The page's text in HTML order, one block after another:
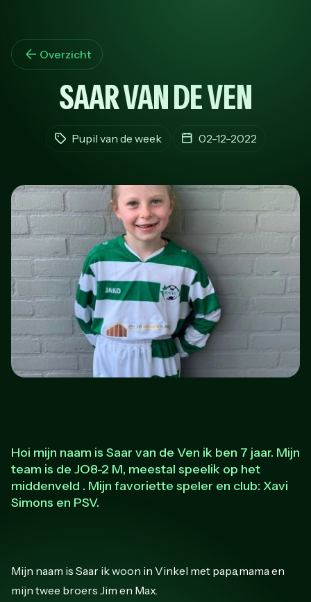
Overzicht
SAAR VAN DE VEN
Pupil van de week 02-12-2022
Hoi mijn naam is Saar van de Ven ik ben 7 jaar. Mijn
team is de JO8-2 M, meestal speelik op het
middenveld . Mijn favoriette speler en club: Xavi
Simons en PSV.
Mijn naam is Saar ik woon in Vinkel met papa,mama en
mijn twee broers Jim en Max.